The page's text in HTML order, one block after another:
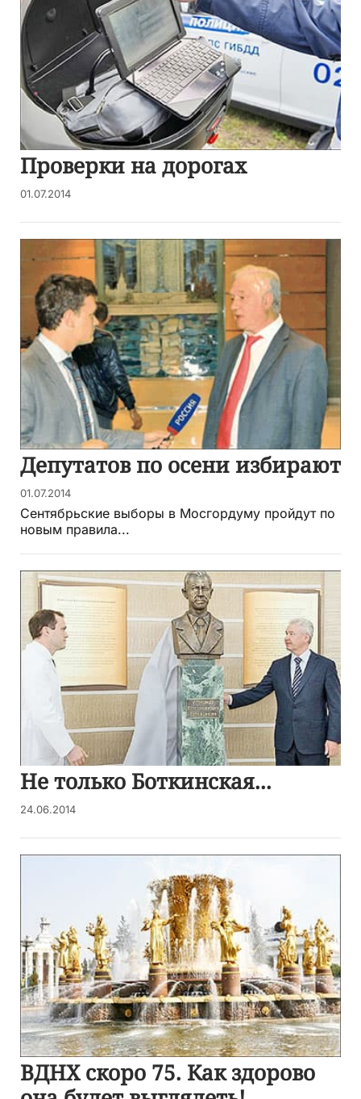
Проверки на дорогах
01.07.2014
Депутатов по осени избирают
01.07.2014
Сентябрьские выборы в Мосгордуму пройдут по
новым правила...
Не только Боткинская...
24.06.2014
ВДНХ скоро 75. Как здорово